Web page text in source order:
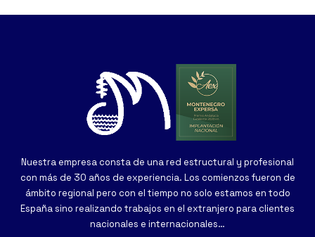
Nuestra empresa consta de una red estructural y profesional
con más de 30 años de experiencia. Los comienzos fueron de
ámbito regional pero con el tiempo no solo estamos en todo
España sino realizando trabajos en el extranjero para clientes
nacionales e internacionales…